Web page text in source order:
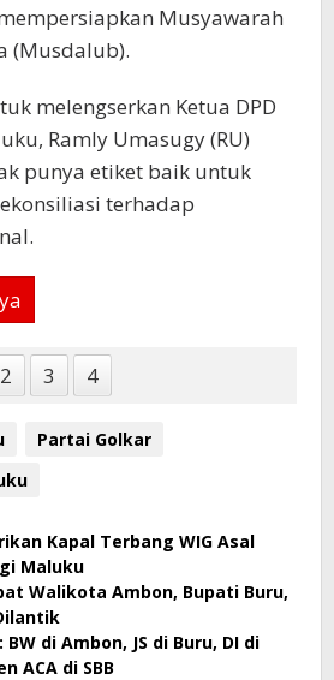
Musyawarah
(Musdalub).
melengserkan Ketua DPD
Ramly Umasugy (RU)
punya etiket baik untuk
terhadap
2 3 4
Partai Golkar
Kapal Terbang WIG Asal
Maluku
Walikota Ambon, Bupati Buru,
BW di Ambon, JS di Buru, DI di
ACA di SBB